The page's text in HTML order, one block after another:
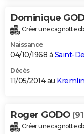
Dominique
Créer une cagnotte
Naissance
04/10/1968 à Saint-
Décès
11/05/2014 au
Roger GODO
Créer une cagnotte